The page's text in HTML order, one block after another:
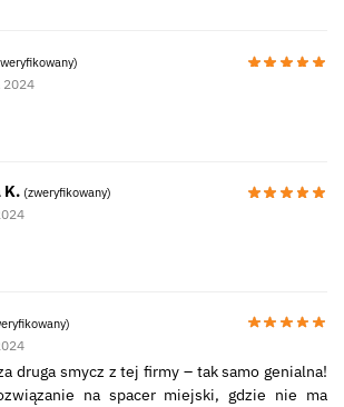
2024
K. (zweryfikowany)
druga smycz z tej firmy – tak samo genialna!
na spacer miejski, gdzie nie ma